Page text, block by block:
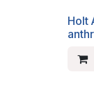
Holt